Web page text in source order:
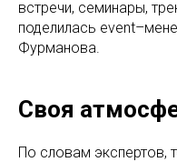
встречи, семинары,
поделилась
Фурманова.
Своя
По словам экспертов,